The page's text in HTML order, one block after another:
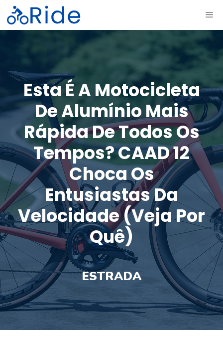
Saltar
para
o
Esta É A Motocicleta
De Alumínio Mais
Rápida De Todos Os
Tempos? CAAD 12
Choca Os
Entusiastas Da
Velocidade (veja Por
Quê)
ESTRADA